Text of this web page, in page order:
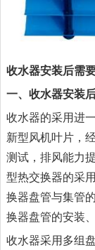
收水器安装后需
一、收水器安装
收水器的采用进
新型风机叶片，
测试，排风能力
型热交换器的采
换器盘管与集管
换器盘管的安装
收水器采用多组